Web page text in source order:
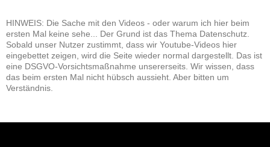
HINWEIS: Die Sache mit den Videos - oder warum ich hier beim
ersten Mal keine sehe... Der Grund ist das Thema Datenschutz.
Sobald unser Nutzer zustimmt, dass wir Youtube-Videos hier
eingebettet zeigen, wird die Seite wieder normal dargestellt. Das ist
eine DSGVO-Vorsichtsmaßnahme unsererseits. Wir wissen, dass
das beim ersten Mal nicht hübsch aussieht. Aber bitten um
Verständnis.